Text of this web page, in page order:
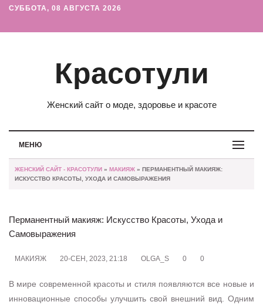
СУББОТА, 08 АВГУСТА 2026
Красотули
Женский сайт о моде, здоровье и красоте
МЕНЮ
ЖЕНСКИЙ САЙТ - КРАСОТУЛИ»МАКИЯЖ» ПЕРМАНЕНТНЫЙ МАКИЯЖ:
ИСКУССТВО КРАСОТЫ, УХОДА И САМОВЫРАЖЕНИЯ
Перманентный макияж: Искусство Красоты, Ухода и
Самовыражения
МАКИЯЖ 20-СЕН, 2023, 21:18 OLGA_S
В мире современной красоты и стиля появляются все
новые и инновационные способы улучшить свой внешний